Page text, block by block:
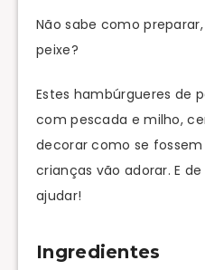
Não sabe como
peixe?
Estes hambúrgueres de
com pescada e milho,
decorar como se
crianças vão adorar. E
ajudar!
Ingredientes